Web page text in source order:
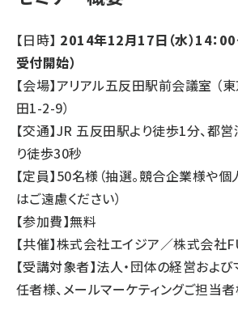
【日時】 2014年12月17日（水）14：00
受付開始）
【会場】アリアル五反田駅前会議室 （
田1-2-9）
【交通】JR 五反田駅より徒歩1分、都
り徒歩30秒
【定員】50名様（抽選。競合企業様や
はご遠慮ください）
【参加費】無料
【共催】株式会社エイジア／株式会社
【受講対象者】法人・団体の経営および
任者様、メールマーケティングご担当